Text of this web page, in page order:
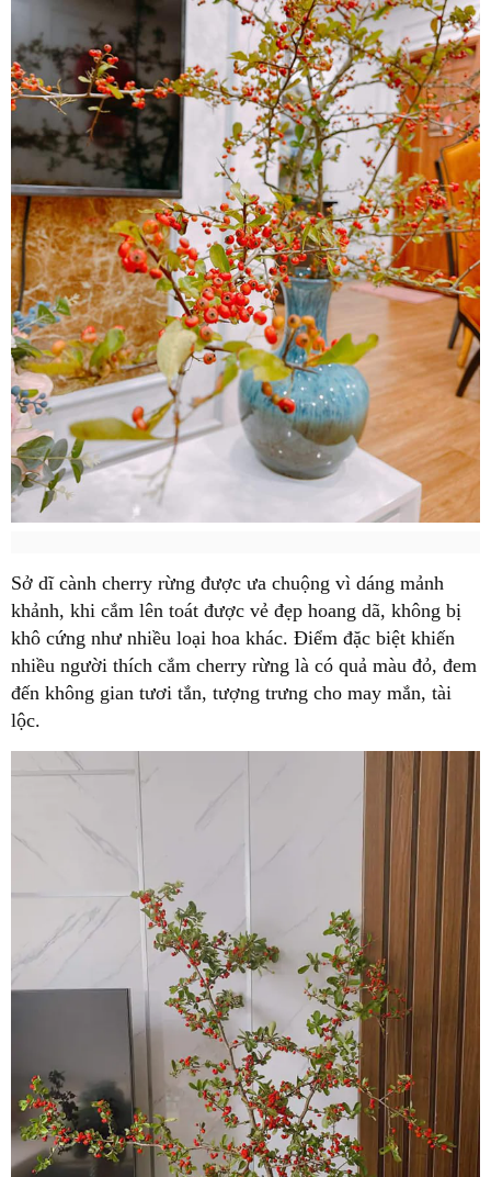
Sở dĩ cành cherry rừng được ưa chuộng vì dáng mảnh
khảnh, khi cắm lên toát được vẻ đẹp hoang dã, không bị
khô cứng như nhiều loại hoa khác. Điểm đặc biệt khiến
nhiều người thích cắm cherry rừng là có quả màu đỏ, đem
đến không gian tươi tắn, tượng trưng cho may mắn, tài
lộc.